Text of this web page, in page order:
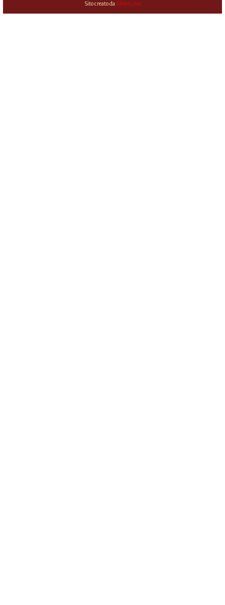
Sito creato da Alekos.net